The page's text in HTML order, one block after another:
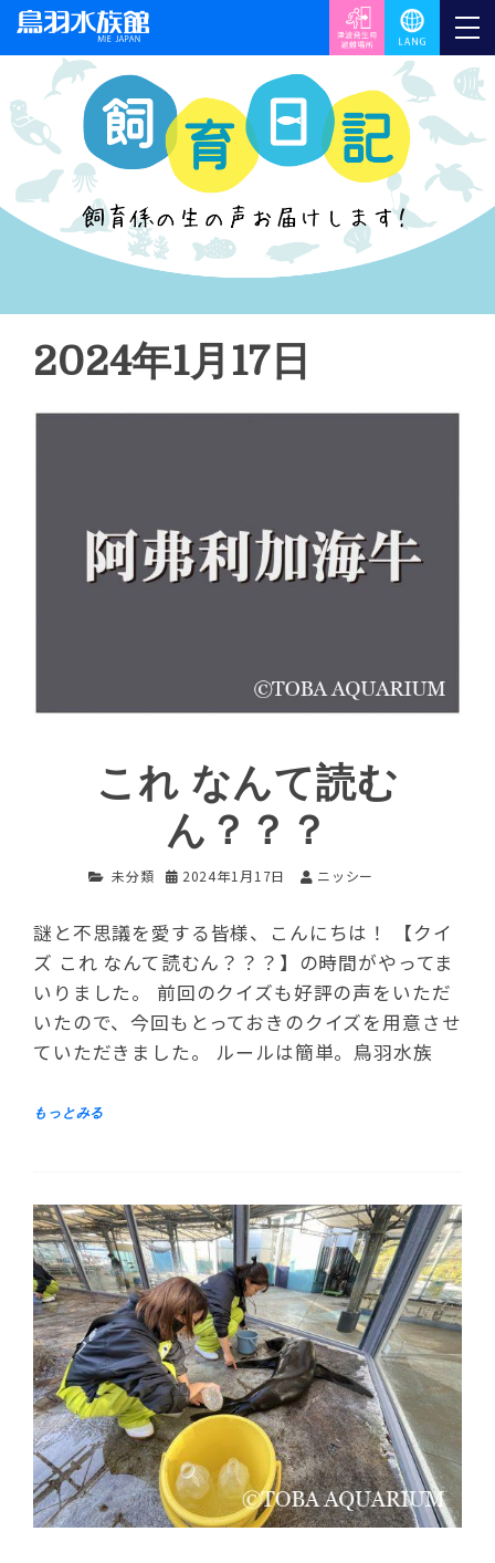
2024年1月17日
これ なんて読む
ん？？？
未分類 2024年1月17日 ニッシー
謎と不思議を愛する皆様、こんにちは！ 【クイ
ズ これ なんて読むん？？？】の時間がやってま
いりました。 前回のクイズも好評の声をいただ
いたので、今回もとっておきのクイズを用意させ
ていただきました。 ルールは簡単。鳥羽水族